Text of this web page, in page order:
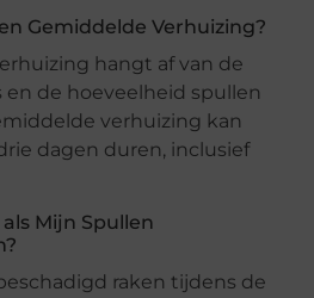
Gemiddelde Verhuizing?
hangt af van de
de hoeveelheid spullen
verhuizing kan
dagen duren, inclusief
Mijn Spullen
raken tijdens de